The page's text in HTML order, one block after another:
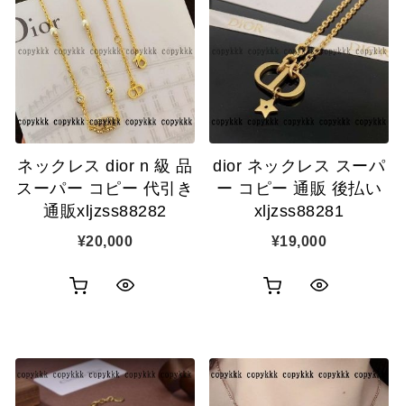
ネックレス dior n 級 品
スーパー コピー 代引き
通販xljzss88282
¥20,000
dior ネックレス スーパ
ー コピー 通販 後払い
xljzss88281
¥19,000